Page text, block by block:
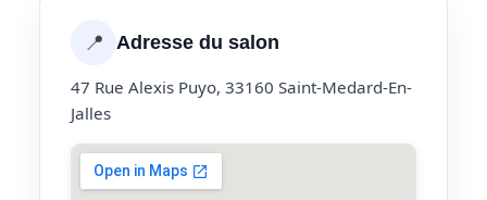
📍 Adresse du salon
47 Rue Alexis Puyo, 33160 Saint-Medard-En-
Jalles